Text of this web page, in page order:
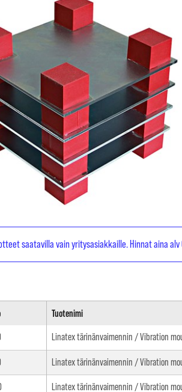
saatavilla vain yritysasiakkaille. Hinnat aina alv
Tuotenimi
Linatex tärinänvaimennin / Vibration
Linatex tärinänvaimennin / Vibration
Linatex tärinänvaimennin / Vibration